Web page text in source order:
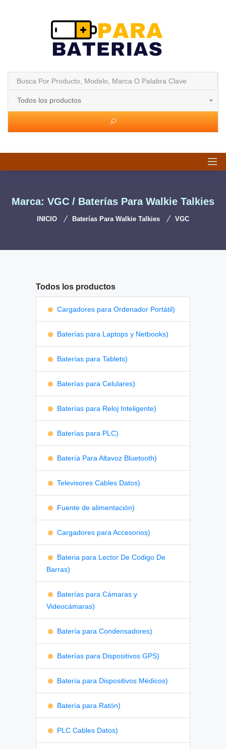
Todos los productos
Marca: VGC / Baterías Para Walkie Talkies
INICIO Baterías Para Walkie Talkies VGC
Todos los productos
Cargadores para Ordenador Portátil)
Baterías para Laptops y Netbooks)
Baterías para Tablets)
Baterías para Celulares)
Baterías para Reloj Inteligente)
Baterías para PLC)
Batería Para Altavoz Bluetooth)
Televisores Cables Datos)
Fuente de alimentación)
Cargadores para Accesorios)
Bateria para Lector De Codigo De
Barras)
Baterías para Cámaras y
Videocámaras)
Batería para Condensadores)
Baterías para Dispositivos GPS)
Batería para Dispositivos Médicos)
Batería para Ratón)
PLC Cables Datos)